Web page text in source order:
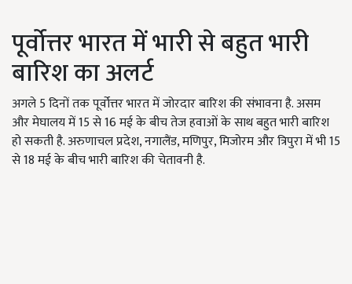
पूर्वोत्तर भारत में भारी से बहुत भारी
बारिश का अलर्ट
अगले 5 दिनों तक पूर्वोत्तर भारत में जोरदार बारिश की संभावना है. असम
और मेघालय में 15 से 16 मई के बीच तेज हवाओं के साथ बहुत भारी बारिश
हो सकती है. अरुणाचल प्रदेश, नगालैंड, मणिपुर, मिजोरम और त्रिपुरा में भी 15
से 18 मई के बीच भारी बारिश की चेतावनी है.